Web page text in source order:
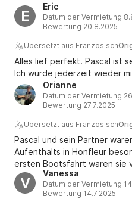
E
Eric
Datum der Vermietung
Bewertung 20.8.2025
Übersetzt aus Französisch
Alles lief perfekt. Pascal ist
Ich würde jederzeit wieder
Orianne
Datum der Vermietung
Bewertung 27.7.2025
Übersetzt aus Französisch
Pascal und sein Partner
Aufenthalts in Honfleur
ersten Bootsfahrt waren sie
gaben uns alle nötigen
würden dieses Erlebnis
V
Vanessa
Datum der Vermietung
Bewertung 14.7.2025